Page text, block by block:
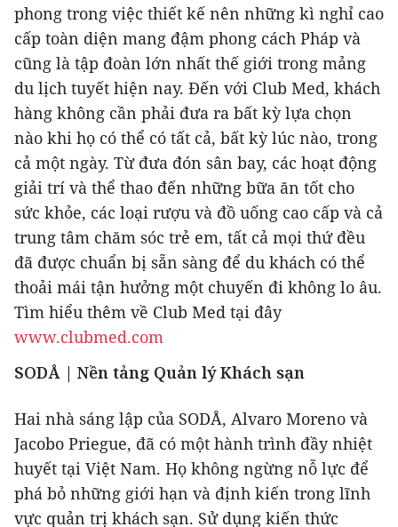
phong trong việc thiết kế nên những kì nghỉ cao
cấp toàn diện mang đậm phong cách Pháp và
cũng là tập đoàn lớn nhất thế giới trong mảng
du lịch tuyết hiện nay. Đến với Club Med, khách
hàng không cần phải đưa ra bất kỳ lựa chọn
nào khi họ có thể có tất cả, bất kỳ lúc nào, trong
cả một ngày. Từ đưa đón sân bay, các hoạt động
giải trí và thể thao đến những bữa ăn tốt cho
sức khỏe, các loại rượu và đồ uống cao cấp và cả
trung tâm chăm sóc trẻ em, tất cả mọi thứ đều
đã được chuẩn bị sẵn sàng để du khách có thể
thoải mái tận hưởng một chuyến đi không lo âu.
Tìm hiểu thêm về Club Med tại đây
www.clubmed.com
SODÅ | Nền tảng Quản lý Khách sạn
Hai nhà sáng lập của SODÅ, Alvaro Moreno và
Jacobo Priegue, đã có một hành trình đầy nhiệt
huyết tại Việt Nam. Họ không ngừng nỗ lực để
phá bỏ những giới hạn và định kiến trong lĩnh
vực quản trị khách sạn. Sử dụng kiến thức